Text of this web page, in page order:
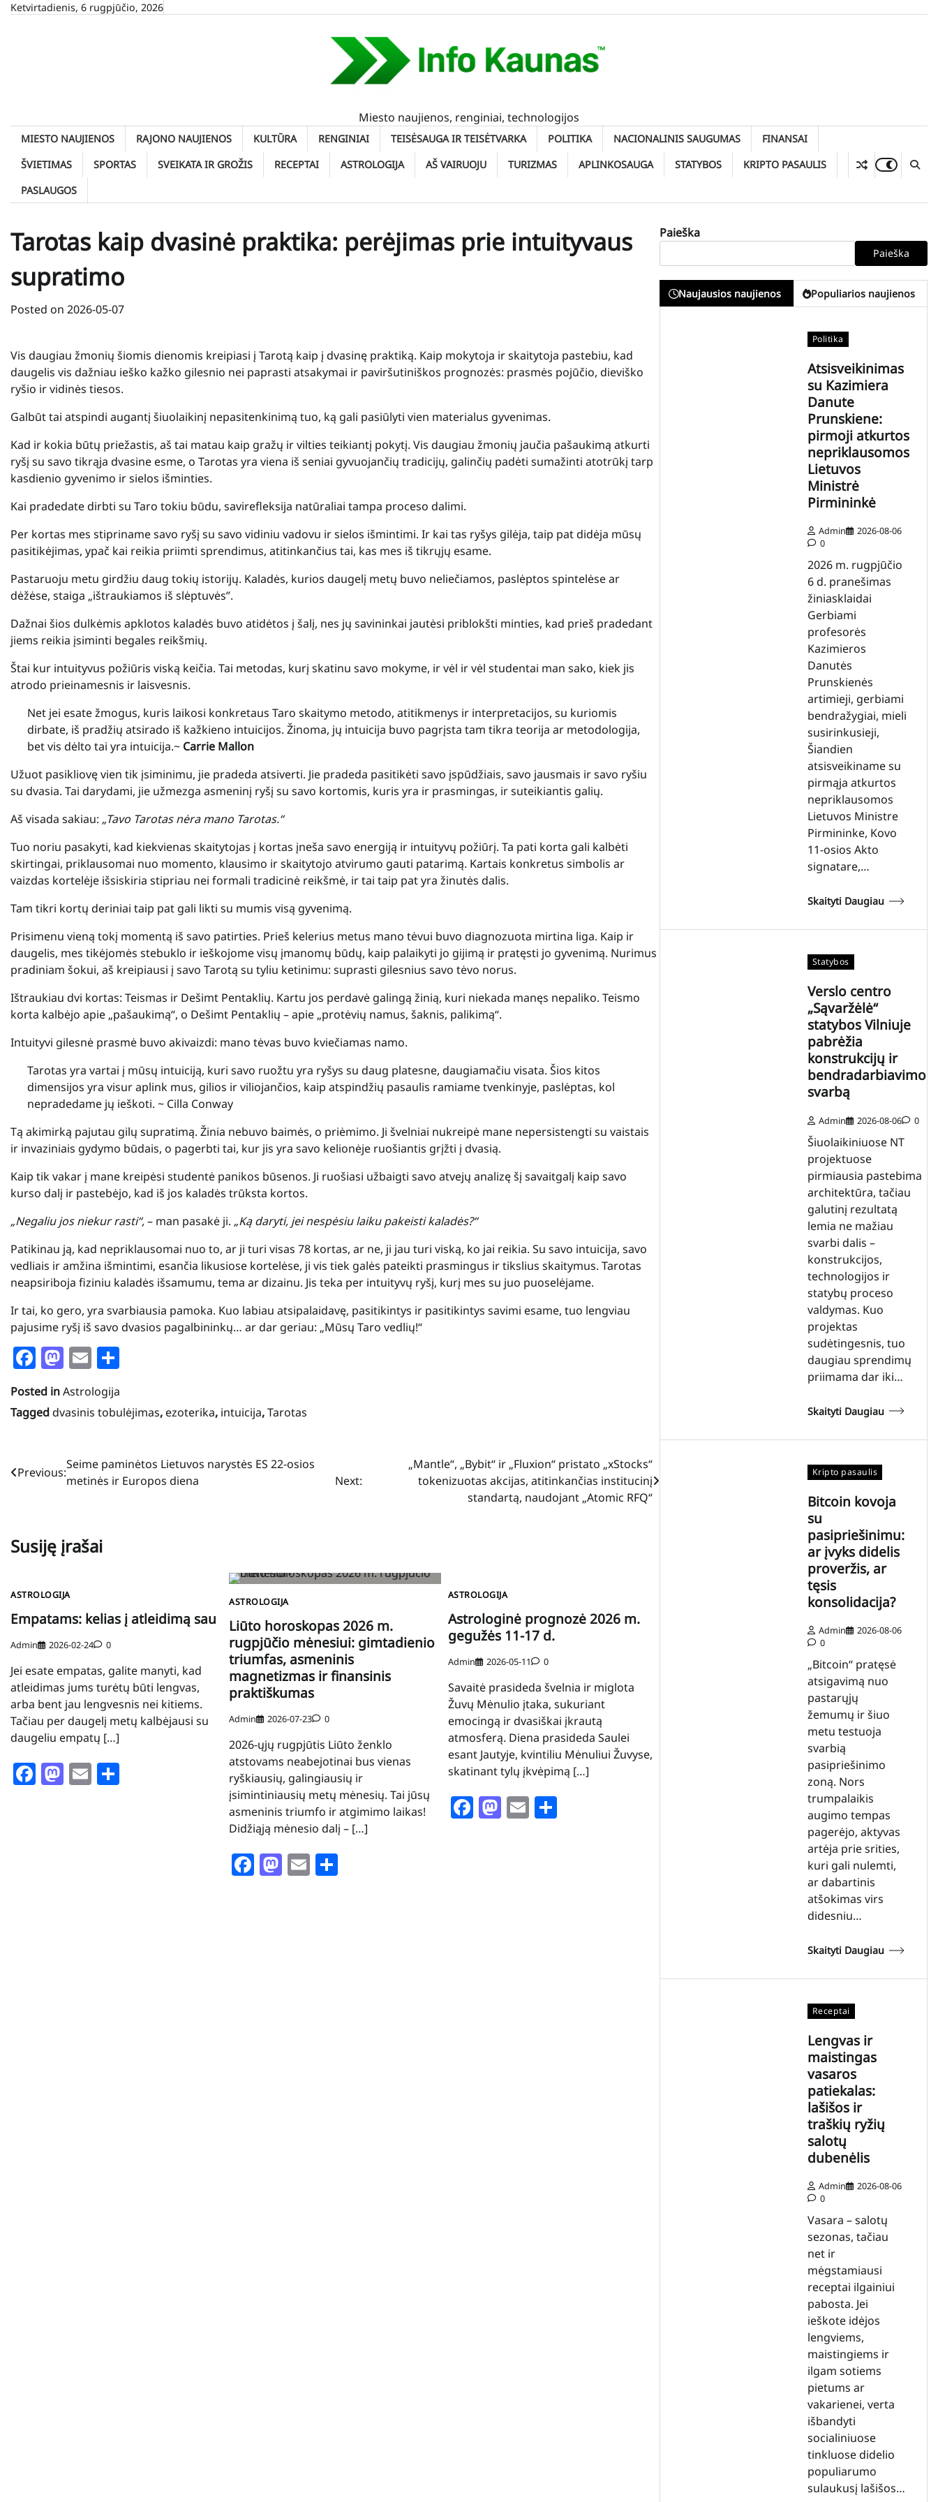
SkipKetvirtadienis, 6 rugpjūčio, 2026
Miesto naujienos, renginiai, technologijos
MIESTO NAUJIENOS RAJONO NAUJIENOS KULTŪRA RENGINIAI TEISĖSAUGA IR TEISĖTVARKA POLITIKA NACIONALINIS SAUGUMAS
FINANSAI
ŠVIETIMAS
SPORTAS SVEIKATA IR GROŽIS RECEPTAI ASTROLOGIJA AŠ VAIRUOJU TURIZMAS APLINKOSAUGA STATYBOS
KRIPTO PASAULIS
PASLAUGOS
Tarotas kaip dvasinė praktika: perėjimas prie intuityvaus
supratimo
Posted on 2026-05-07
Vis daugiau žmonių šiomis dienomis kreipiasi į Tarotą kaip į dvasinę praktiką. Kaip mokytoja ir skaitytoja pastebiu, kad
daugelis vis dažniau ieško kažko gilesnio nei paprasti atsakymai ir paviršutiniškos prognozės: prasmės pojūčio, dieviško
ryšio ir vidinės tiesos.
Galbūt tai atspindi augantį šiuolaikinį nepasitenkinimą tuo, ką gali pasiūlyti vien materialus gyvenimas.
Kad ir kokia būtų priežastis, aš tai matau kaip gražų ir vilties teikiantį pokytį. Vis daugiau žmonių jaučia pašaukimą atkurti
ryšį su savo tikrąja dvasine esme, o Tarotas yra viena iš seniai gyvuojančių tradicijų, galinčių padėti sumažinti atotrūkį tarp
kasdienio gyvenimo ir sielos išminties.
Kai pradedate dirbti su Taro tokiu būdu, savirefleksija natūraliai tampa proceso dalimi.
Per kortas mes stipriname savo ryšį su savo vidiniu vadovu ir sielos išmintimi. Ir kai tas ryšys gilėja, taip pat didėja mūsų
pasitikėjimas, ypač kai reikia priimti sprendimus, atitinkančius tai, kas mes iš tikrųjų esame.
Pastaruoju metu girdžiu daug tokių istorijų. Kaladės, kurios daugelį metų buvo neliečiamos, paslėptos spintelėse ar
dėžėse, staiga „ištraukiamos iš slėptuvės”.
Dažnai šios dulkėmis apklotos kaladės buvo atidėtos į šalį, nes jų savininkai jautėsi priblokšti minties, kad prieš pradedant
jiems reikia įsiminti begales reikšmių.
Štai kur intuityvus požiūris viską keičia. Tai metodas, kurį skatinu savo mokyme, ir vėl ir vėl studentai man sako, kiek jis
atrodo prieinamesnis ir laisvesnis.
Net jei esate žmogus, kuris laikosi konkretaus Taro skaitymo metodo, atitikmenys ir interpretacijos, su kuriomis
dirbate, iš pradžių atsirado iš kažkieno intuicijos. Žinoma, jų intuicija buvo pagrįsta tam tikra teorija ar metodologija,
bet vis dėlto tai yra intuicija.~ Carrie Mallon
Užuot pasikliovę vien tik įsiminimu, jie pradeda atsiverti. Jie pradeda pasitikėti savo įspūdžiais, savo jausmais ir savo ryšiu
su dvasia. Tai darydami, jie užmezga asmeninį ryšį su savo kortomis, kuris yra ir prasmingas, ir suteikiantis galių.
Aš visada sakiau: „Tavo Tarotas nėra mano Tarotas.“
Tuo noriu pasakyti, kad kiekvienas skaitytojas į kortas įneša savo energiją ir intuityvų požiūrį. Ta pati korta gali kalbėti
skirtingai, priklausomai nuo momento, klausimo ir skaitytojo atvirumo gauti patarimą. Kartais konkretus simbolis ar
vaizdas kortelėje išsiskiria stipriau nei formali tradicinė reikšmė, ir tai taip pat yra žinutės dalis.
Tam tikri kortų deriniai taip pat gali likti su mumis visą gyvenimą.
Prisimenu vieną tokį momentą iš savo patirties. Prieš kelerius metus mano tėvui buvo diagnozuota mirtina liga. Kaip ir
daugelis, mes tikėjomės stebuklo ir ieškojome visų įmanomų būdų, kaip palaikyti jo gijimą ir pratęsti jo gyvenimą. Nurimus
pradiniam šokui, aš kreipiausi į savo Tarotą su tyliu ketinimu: suprasti gilesnius savo tėvo norus.
Ištraukiau dvi kortas: Teismas ir Dešimt Pentaklių. Kartu jos perdavė galingą žinią, kuri niekada manęs nepaliko. Teismo
korta kalbėjo apie „pašaukimą“, o Dešimt Pentaklių – apie „protėvių namus, šaknis, palikimą“.
Intuityvi gilesnė prasmė buvo akivaizdi: mano tėvas buvo kviečiamas namo.
Tarotas yra vartai į mūsų intuiciją, kuri savo ruožtu yra ryšys su daug platesne, daugiamačiu visata. Šios kitos
dimensijos yra visur aplink mus, gilios ir viliojančios, kaip atspindžių pasaulis ramiame tvenkinyje, paslėptas, kol
nepradedame jų ieškoti. ~ Cilla Conway
Tą akimirką pajutau gilų supratimą. Žinia nebuvo baimės, o priėmimo. Ji švelniai nukreipė mane nepersistengti su vaistais
ir invaziniais gydymo būdais, o pagerbti tai, kur jis yra savo kelionėje ruošiantis grįžti į dvasią.
Kaip tik vakar į mane kreipėsi studentė panikos būsenos. Ji ruošiasi užbaigti savo atvejų analizę šį savaitgalį kaip savo
kurso dalį ir pastebėjo, kad iš jos kaladės trūksta kortos.
„Negaliu jos niekur rasti“,– man pasakė ji. „Ką daryti, jei nespėsiu laiku pakeisti kaladės?“
Patikinau ją, kad nepriklausomai nuo to, ar ji turi visas 78 kortas, ar ne, ji jau turi viską, ko jai reikia. Su savo intuicija, savo
vedliais ir amžina išmintimi, esančia likusiose kortelėse, ji vis tiek galės pateikti prasmingus ir tikslius skaitymus. Tarotas
neapsiriboja fiziniu kaladės išsamumu, tema ar dizainu. Jis teka per intuityvų ryšį, kurį mes su juo puoselėjame.
Ir tai, ko gero, yra svarbiausia pamoka. Kuo labiau atsipalaidavę, pasitikintys ir pasitikintys savimi esame, tuo lengviau
pajusime ryšį iš savo dvasios pagalbininkų… ar dar geriau: „Mūsų Taro vedlių!“
Facebook
Mastodon
Email
Posted inAstrologija
Taggeddvasinis tobulėjimas, ezoterika, intuicija,Tarotas
Navigacija
Previous:
Seime paminėtos Lietuvos narystės ES 22-osios
metinės ir Europos diena
Next:
„Mantle“, „Bybit“ ir „Fluxion“ pristato „xStocks“
tokenizuotas akcijas, atitinkančias institucinį
standartą, naudojant „Atomic RFQ“
Susiję įrašai
ASTROLOGIJA
Empatams: kelias į atleidimą sau
Admin 2026-02-24 0
Jei esate empatas, galite manyti, kad
atleidimas jums turėtų būti lengvas,
arba bent jau lengvesnis nei kitiems.
Tačiau per daugelį metų kalbėjausi su
daugeliu empatų […]
Facebook
Mastodon
Email
ASTROLOGIJA
Liūto horoskopas 2026 m.
rugpjūčio mėnesiui: gimtadienio
triumfas, asmeninis
magnetizmas ir finansinis
praktiškumas
Admin 2026-07-23 0
2026-ųjų rugpjūtis Liūto ženklo
atstovams neabejotinai bus vienas
ryškiausių, galingiausių ir
įsimintiniausių metų mėnesių. Tai jūsų
asmeninis triumfo ir atgimimo laikas!
Didžiąją mėnesio dalį – […]
Facebook
Mastodon
Email
ASTROLOGIJA
Astrologinė prognozė 2026 m.
gegužės 11-17 d.
Admin 2026-05-11 0
Savaitė prasideda švelnia ir miglota
Žuvų Mėnulio įtaka, sukuriant
emocingą ir dvasiškai įkrautą
atmosferą. Diena prasideda Saulei
esant Jautyje, kvintiliu Mėnuliui Žuvyse,
skatinant tylų įkvėpimą […]
Facebook
Mastodon
EmailShare
Paieška
Paieška
Naujausios naujienos Populiarios naujienos
Politika
Atsisveikinimas
su Kazimiera
Danute
Prunskiene:
pirmoji atkurtos
nepriklausomos
Lietuvos
Ministrė
Pirmininkė
Admin
2026-08-06
0
2026 m. rugpjūčio
6 d. pranešimas
žiniasklaidai
Gerbiami
profesorės
Kazimieros
Danutės
Prunskienės
artimieji, gerbiami
bendražygiai, mieli
susirinkusieji,
Šiandien
atsisveikiname su
pirmąja atkurtos
nepriklausomos
Lietuvos Ministre
Pirmininke, Kovo
11-osios Akto
signatare,…
Skaityti Daugiau
Statybos
Verslo centro
„Sąvaržėlė“
statybos Vilniuje
pabrėžia
konstrukcijų ir
bendradarbiavimo
svarbą
Admin 2026-08-06 0
Šiuolaikiniuose NT
projektuose
pirmiausia pastebima
architektūra, tačiau
galutinį rezultatą
lemia ne mažiau
svarbi dalis –
konstrukcijos,
technologijos ir
statybų proceso
valdymas. Kuo
projektas
sudėtingesnis, tuo
daugiau sprendimų
priimama dar iki…
Skaityti Daugiau
Kripto pasaulis
Bitcoin kovoja
su
pasipriešinimu:
ar įvyks didelis
proveržis, ar
tęsis
konsolidacija?
Admin
2026-08-06
0
„Bitcoin“ pratęsė
atsigavimą nuo
pastarųjų
žemumų ir šiuo
metu testuoja
svarbią
pasipriešinimo
zoną. Nors
trumpalaikis
augimo tempas
pagerėjo, aktyvas
artėja prie srities,
kuri gali nulemti,
ar dabartinis
atšokimas virs
didesniu…
Skaityti Daugiau
Receptai
Lengvas ir
maistingas
vasaros
patiekalas:
lašišos ir
traškių ryžių
salotų
dubenėlis
Admin
2026-08-06
0
Vasara – salotų
sezonas, tačiau
net ir
mėgstamiausi
receptai ilgainiui
pabosta. Jei
ieškote idėjos
lengviems,
maistingiems ir
ilgam sotiems
pietums ar
vakarienei, verta
išbandyti
socialiniuose
tinkluose didelio
populiarumo
sulaukusį lašišos…